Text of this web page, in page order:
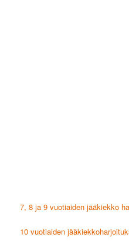
7, 8 ja 9 vuotiaiden jääkiekko
10 vuotiaiden